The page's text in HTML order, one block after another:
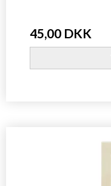
45,00 DKK